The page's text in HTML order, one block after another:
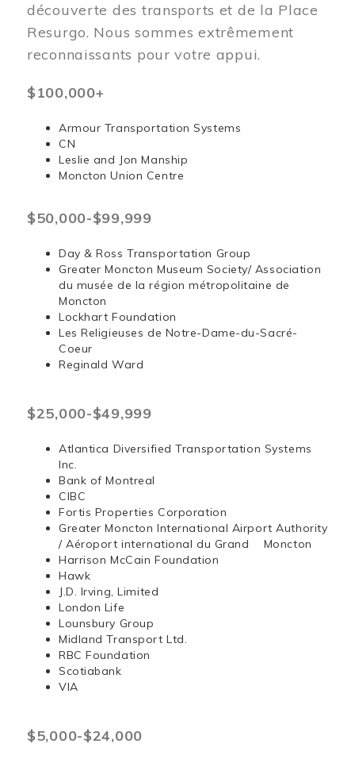
découverte des transports et de la Place
Resurgo. Nous sommes extrêmement
reconnaissants pour votre appui.
$100,000+
Armour Transportation Systems
CN
Leslie and Jon Manship
Moncton Union Centre
$50,000-$99,999
Day & Ross Transportation Group
Greater Moncton Museum Society/ Association
du musée de la région métropolitaine de
Moncton
Lockhart Foundation
Les Religieuses de Notre-Dame-du-Sacré-
Coeur
Reginald Ward
$25,000-$49,999
Atlantica Diversified Transportation Systems
Inc.
Bank of Montreal
CIBC
Fortis Properties Corporation
Greater Moncton International Airport Authority
/ Aéroport international du Grand Moncton
Harrison McCain Foundation
Hawk
J.D. Irving, Limited
London Life
Lounsbury Group
Midland Transport Ltd.
RBC Foundation
Scotiabank
VIA
$5,000-$24,000